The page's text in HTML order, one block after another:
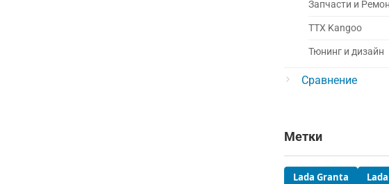
Запчасти и
ТТХ Kangoo
Тюнинг и дизайн
Сравнение
Метки
Lada Granta